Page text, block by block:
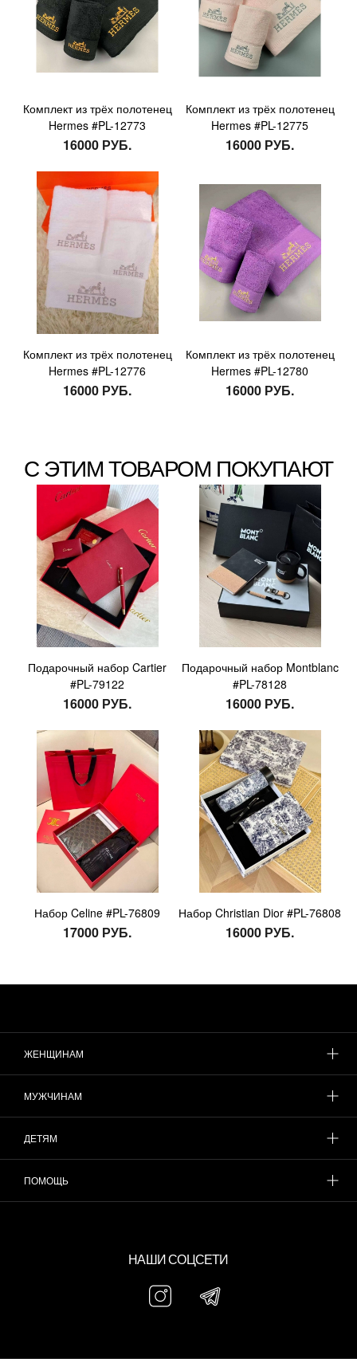
Комплект из трёх полотенец
Hermes #PL-12773
16000 РУБ.
Комплект из трёх полотенец
Hermes #PL-12775
16000 РУБ.
Комплект из трёх полотенец
Hermes #PL-12776
16000 РУБ.
Комплект из трёх полотенец
Hermes #PL-12780
16000 РУБ.
С ЭТИМ ТОВАРОМ ПОКУПАЮТ
Подарочный набор Cartier
#PL-79122
16000 РУБ.
Подарочный набор Montblanc
#PL-78128
16000 РУБ.
Набор Celine #PL-76809
17000 РУБ.
Набор Christian Dior #PL-76808
16000 РУБ.
ЖЕНЩИНАМ
МУЖЧИНАМ
ДЕТЯМ
ПОМОЩЬ
НАШИ СОЦСЕТИ